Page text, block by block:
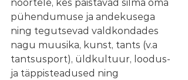
noortele, kes paistavad silma oma
pühendumuse ja andekusega
ning tegutsevad valdkondades
nagu muusika, kunst, tants (v.a
tantsusport), üldkultuur, loodus-
ja täppisteadused ning